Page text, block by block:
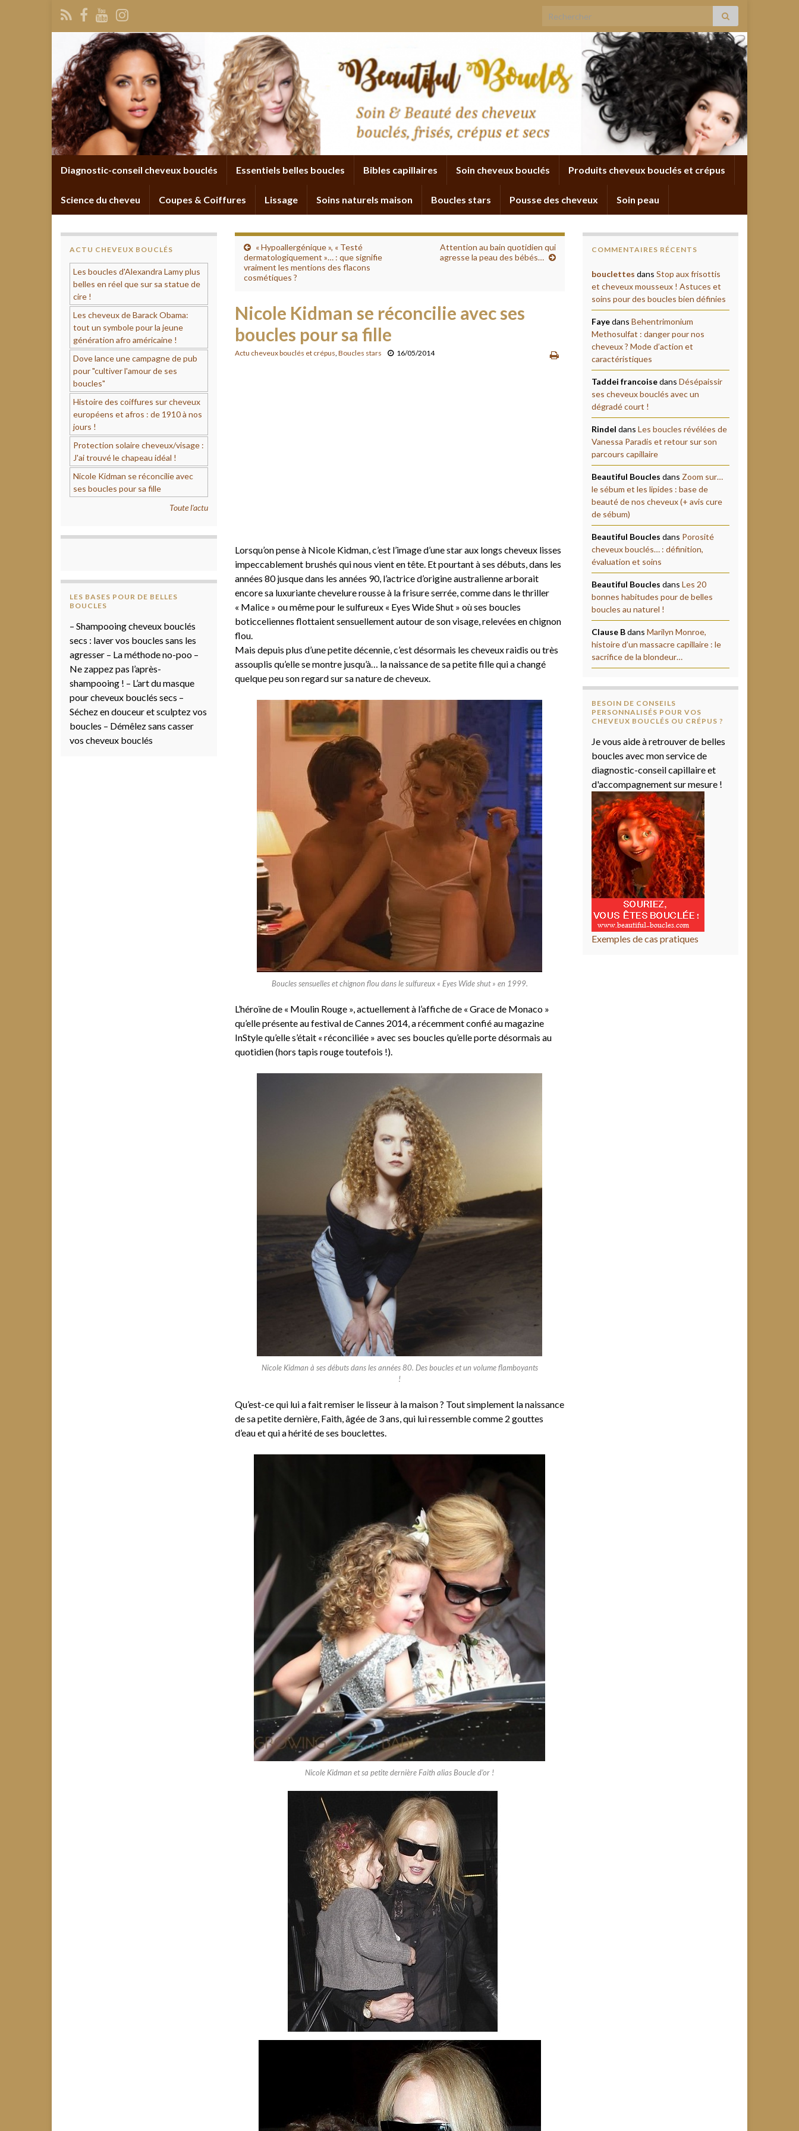
Search for:
Diagnostic-conseil cheveux bouclés Essentiels belles boucles Bibles capillaires Soin cheveux bouclés Produits cheveux bouclés et crépus
Science du cheveu Coupes & Coiffures Lissage Soins naturels maison Boucles stars Pousse des cheveux Soin peau
« Hypoallergénique », « Testé
dermatologiquement »… : que signifie
vraiment les mentions des flacons
cosmétiques ?
Attention au bain quotidien qui
agresse la peau des bébés…
Nicole Kidman se réconcilie avec ses
boucles pour sa fille
Actu cheveux bouclés et crépus, Boucles stars 16/05/2014
Lorsqu’on pense à Nicole Kidman, c’est l’image d’une star aux longs cheveux lisses
impeccablement brushés qui nous vient en tête. Et pourtant à ses débuts, dans les
années 80 jusque dans les années 90, l’actrice d’origine australienne arborait
encore sa luxuriante chevelure rousse à la frisure serrée, comme dans le thriller
« Malice » ou même pour le sulfureux « Eyes Wide Shut » où ses boucles
boticceliennes flottaient sensuellement autour de son visage, relevées en chignon
flou.
Mais depuis plus d’une petite décennie, c’est désormais les cheveux raidis ou très
assouplis qu’elle se montre jusqu’à… la naissance de sa petite fille qui a changé
quelque peu son regard sur sa nature de cheveux.
Boucles sensuelles et chignon flou dans le sulfureux « Eyes Wide shut » en 1999.
L’héroïne de « Moulin Rouge », actuellement à l’affiche de « Grace de Monaco »
qu’elle présente au festival de Cannes 2014, a récemment confié au magazine
InStyle qu’elle s’était « réconciliée » avec ses boucles qu’elle porte désormais au
quotidien (hors tapis rouge toutefois !).
Nicole Kidman à ses débuts dans les années 80. Des boucles et un volume flamboyants
!
Qu’est-ce qui lui a fait remiser le lisseur à la maison ? Tout simplement la naissance
de sa petite dernière, Faith, âgée de 3 ans, qui lui ressemble comme 2 gouttes
d’eau et qui a hérité de ses bouclettes.
Nicole Kidman et sa petite dernière Faith alias Boucle d’or !
ACTU CHEVEUX BOUCLÉS
Les boucles d'Alexandra Lamy plus
belles en réel que sur sa statue de
cire !
Les cheveux de Barack Obama:
tout un symbole pour la jeune
génération afro américaine !
Dove lance une campagne de pub
pour "cultiver l'amour de ses
boucles"
Histoire des coiffures sur cheveux
européens et afros : de 1910 à nos
jours !
Protection solaire cheveux/visage :
J'ai trouvé le chapeau idéal !
Nicole Kidman se réconcilie avec
ses boucles pour sa fille
Toute l'actu
LES BASES POUR DE BELLES
BOUCLES
– Shampooing cheveux bouclés
secs : laver vos boucles sans les
agresser – La méthode no-poo –
Ne zappez pas l’après-
shampooing ! – L’art du masque
pour cheveux bouclés secs –
Séchez en douceur et sculptez vos
boucles – Démêlez sans casser
vos cheveux bouclés
COMMENTAIRES RÉCENTS
bouclettes dans Stop aux frisottis
et cheveux mousseux ! Astuces et
soins pour des boucles bien définies
Fayedans Behentrimonium
Methosulfat : danger pour nos
cheveux ? Mode d’action et
caractéristiques
Taddei francoisedans Désépaissir
ses cheveux bouclés avec un
dégradé court !
Rindel dans Les boucles révélées de
Vanessa Paradis et retour sur son
parcours capillaire
Beautiful Boucles dans Zoom sur…
le sébum et les lipides : base de
beauté de nos cheveux (+ avis cure
de sébum)
Beautiful Boucles dans Porosité
cheveux bouclés… : définition,
évaluation et soins
Beautiful Boucles dans Les 20
bonnes habitudes pour de belles
boucles au naturel !
Clause Bdans Marilyn Monroe,
histoire d’un massacre capillaire : le
sacrifice de la blondeur…
BESOIN DE CONSEILS
PERSONNALISÉS POUR VOS
CHEVEUX BOUCLÉS OU CRÉPUS ?
Je vous aide à retrouver de belles
boucles avec mon service de
diagnostic-conseil capillaire et
d'accompagnement sur mesure !
Exemples de cas pratiques